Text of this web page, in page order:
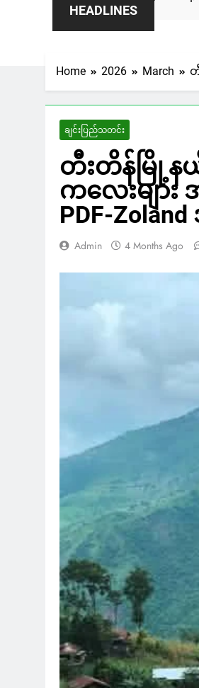
HEADLINES
Home 2026 March
ချင်းပြည်သတင်း
တီးတိန်မြို့န
ကလေးမျာ
PDF-
Admin 4 Months Ago